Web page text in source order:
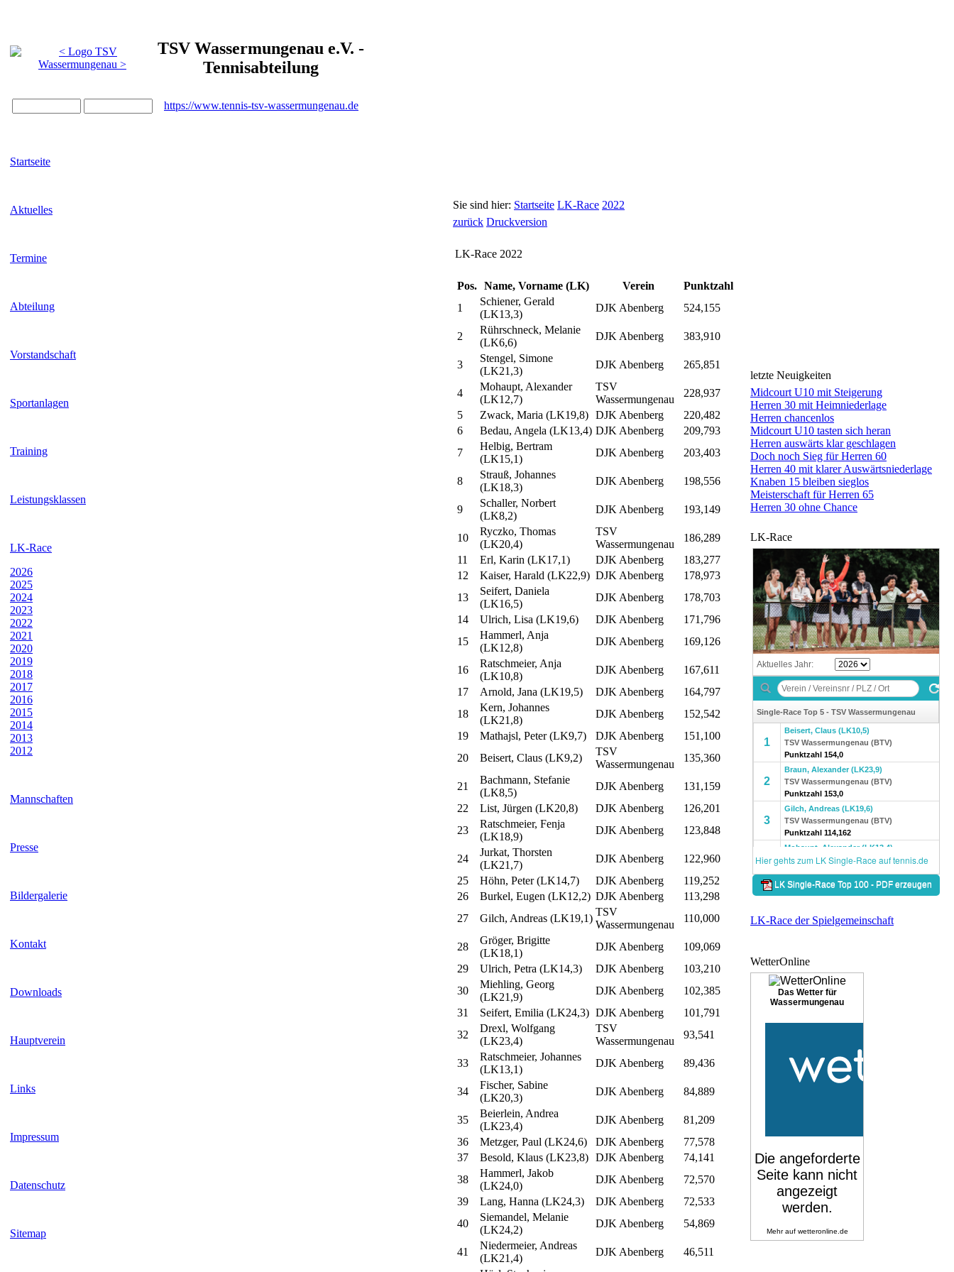
TSV Wassermungenau e.V. -
Tennisabteilung
https://www.tennis-tsv-wassermungenau.de
Startseite
Aktuelles
Termine
Abteilung
Vorstandschaft
Sportanlagen
Training
Leistungsklassen
LK-Race
2026
2025
2024
2023
2022
2021
2020
2019
2018
2017
2016
2015
2014
2013
2012
Mannschaften
Presse
Bildergalerie
Kontakt
Downloads
Hauptverein
Links
Impressum
Datenschutz
Sitemap
Sie sind hier: Startseite LK-Race 2022
zurück Druckversion
LK-Race 2022
Pos. Name, Vorname (LK) Verein
Punktzahl
1
Schiener, Gerald
(LK13,3)
DJK Abenberg 524,155
2
Rührschneck, Melanie
(LK6,6)
DJK Abenberg 383,910
3
Stengel, Simone
(LK21,3)
DJK Abenberg 265,851
4
Mohaupt, Alexander
(LK12,7)
TSV
Wassermungenau
228,937
5
Zwack, Maria (LK19,8) DJK Abenberg
220,482
6
Bedau, Angela (LK13,4) DJK Abenberg
209,793
7
Helbig, Bertram
(LK15,1)
DJK Abenberg 203,403
8
Strauß, Johannes
(LK18,3)
DJK Abenberg 198,556
9
Schaller, Norbert
(LK8,2)
DJK Abenberg 193,149
10
Ryczko, Thomas
(LK20,4)
TSV
Wassermungenau
186,289
11
Erl, Karin (LK17,1) DJK Abenberg
183,277
12
Kaiser, Harald (LK22,9) DJK Abenberg
178,973
13
Seifert, Daniela
(LK16,5)
DJK Abenberg
178,703
14
Ulrich, Lisa (LK19,6) DJK Abenberg
171,796
15
Hammerl, Anja
(LK12,8)
DJK Abenberg 169,126
16
Ratschmeier, Anja
(LK10,8)
DJK Abenberg
167,611
17
Arnold, Jana (LK19,5) DJK Abenberg
164,797
18
Kern, Johannes
(LK21,8)
DJK Abenberg
152,542
19
Mathajsl, Peter (LK9,7) DJK Abenberg
151,100
20
Beisert, Claus (LK9,2)
TSV
Wassermungenau
135,360
21
Bachmann, Stefanie
(LK8,5)
DJK Abenberg
131,159
22
List, Jürgen (LK20,8) DJK Abenberg
126,201
23
Ratschmeier, Fenja
(LK18,9)
DJK Abenberg 123,848
24
Jurkat, Thorsten
(LK21,7)
DJK Abenberg
122,960
25
Höhn, Peter (LK14,7) DJK Abenberg
119,252
26
Burkel, Eugen (LK12,2) DJK Abenberg
113,298
27
Gilch, Andreas (LK19,1)
TSV
Wassermungenau
110,000
28
Gröger, Brigitte
(LK18,1)
DJK Abenberg
109,069
29
Ulrich, Petra (LK14,3) DJK Abenberg
103,210
30
Miehling, Georg
(LK21,9)
DJK Abenberg
102,385
31
Seifert, Emilia (LK24,3) DJK Abenberg
101,791
32
Drexl, Wolfgang
(LK23,4)
TSV
Wassermungenau
93,541
33
Ratschmeier, Johannes
(LK13,1)
DJK Abenberg 89,436
34
Fischer, Sabine
(LK20,3)
DJK Abenberg 84,889
35
Beierlein, Andrea
(LK23,4)
DJK Abenberg
81,209
36
Metzger, Paul (LK24,6) DJK Abenberg
77,578
37
Besold, Klaus (LK23,8) DJK Abenberg
74,141
38
Hammerl, Jakob
(LK24,0)
DJK Abenberg
72,570
39
Lang, Hanna (LK24,3) DJK Abenberg
72,533
40
Siemandel, Melanie
(LK24,2)
DJK Abenberg 54,869
41
Niedermeier, Andreas
(LK21,4)
DJK Abenberg
46,511
letzte Neuigkeiten
Midcourt U10 mit Steigerung
Herren 30 mit Heimniederlage
Herren chancenlos
Midcourt U10 tasten sich heran
Herren auswärts klar geschlagen
Doch noch Sieg für Herren 60
Herren 40 mit klarer Auswärtsniederlage
Knaben 15 bleiben sieglos
Meisterschaft für Herren 65
Herren 30 ohne Chance
LK-Race
LK-Race der Spielgemeinschaft
WetterOnline
Das Wetter für
Wassermungenau
Mehr auf wetteronline.de